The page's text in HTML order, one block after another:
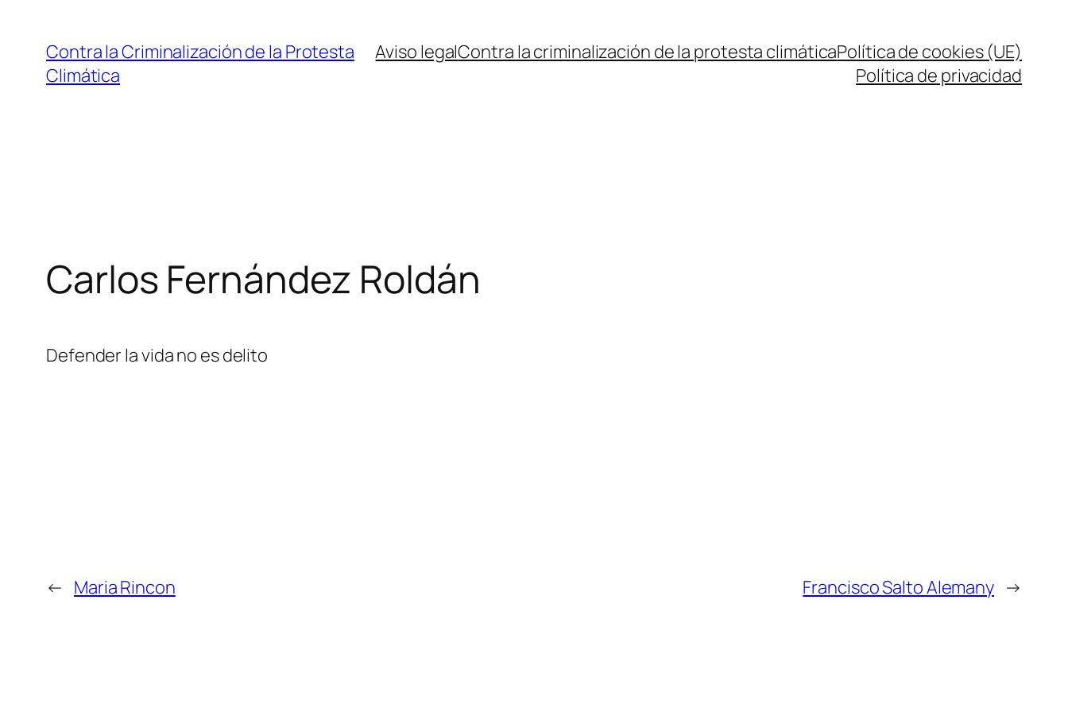
contenido
Contra la Criminalización de la Protesta
Climática
Aviso legalContra la criminalización de la protesta climáticaPolítica de cookies (UE)
Política de privacidad
Carlos Fernández Roldán
Defender la vida no es delito
← Maria Rincon Francisco Salto Alemany →